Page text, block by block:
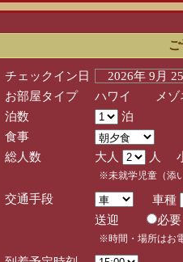
チェックイン日
2026年 9月
お部屋タイプ
ハワイ メゾネ
泊数
泊
食事
総人数
大人 人
※未就学児童（添
交通手段
車種
送迎
※時間・場所はお